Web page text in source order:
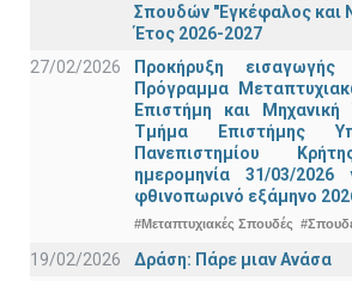
Σπουδών "Εγκέφαλος και
Έτος 2026-2027
27/02/2026
Προκήρυξη
Πρόγραμμα
Επιστήμη και
Τμήμα Eπιστήμης
Πανεπιστημίου
ημερομηνία 31/03/
φθινοπωρινό εξάμηνο
#Μεταπτυχιακές Σπουδές
19/02/2026
Δράση: Πάρε μιαν Ανάσα